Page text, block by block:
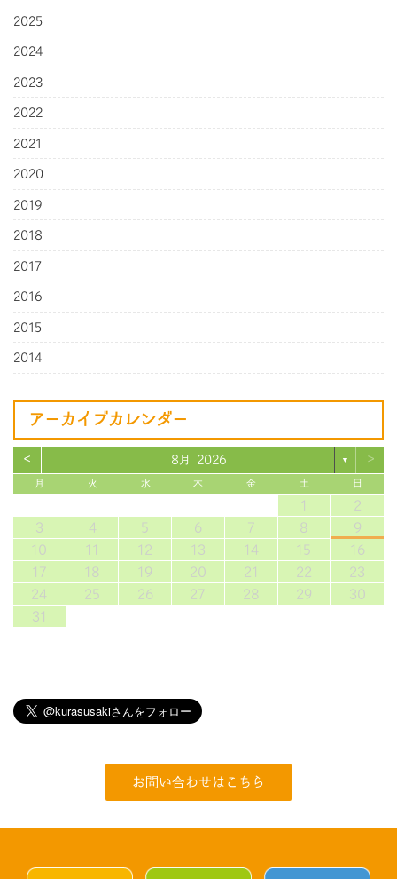
2025
2024
2023
2022
2021
2020
2019
2018
2017
2016
2015
2014
アーカイブカレンダー
< 8月 2026 ▼ >
月 火 水 木 金 土 日
1
2
3
4 5 6 7 8
9
10
11 12 13 14 15
16
17
18 19 20 21 22
23
24
25 26 27 28 29
30
31
お問い合わせはこちら